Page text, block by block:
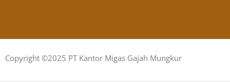
Copyright ©2025 PT Kantor Migas Gajah Mungkur